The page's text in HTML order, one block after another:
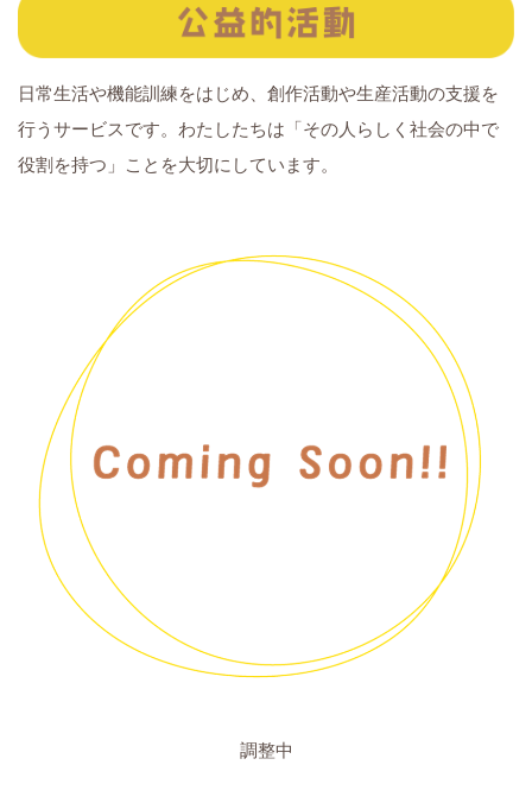
日常生活や機能訓練をはじめ、創作活動や生産活動の支援を
行うサービスです。わたしたちは「その人らしく社会の中で
役割を持つ」ことを大切にしています。
調整中